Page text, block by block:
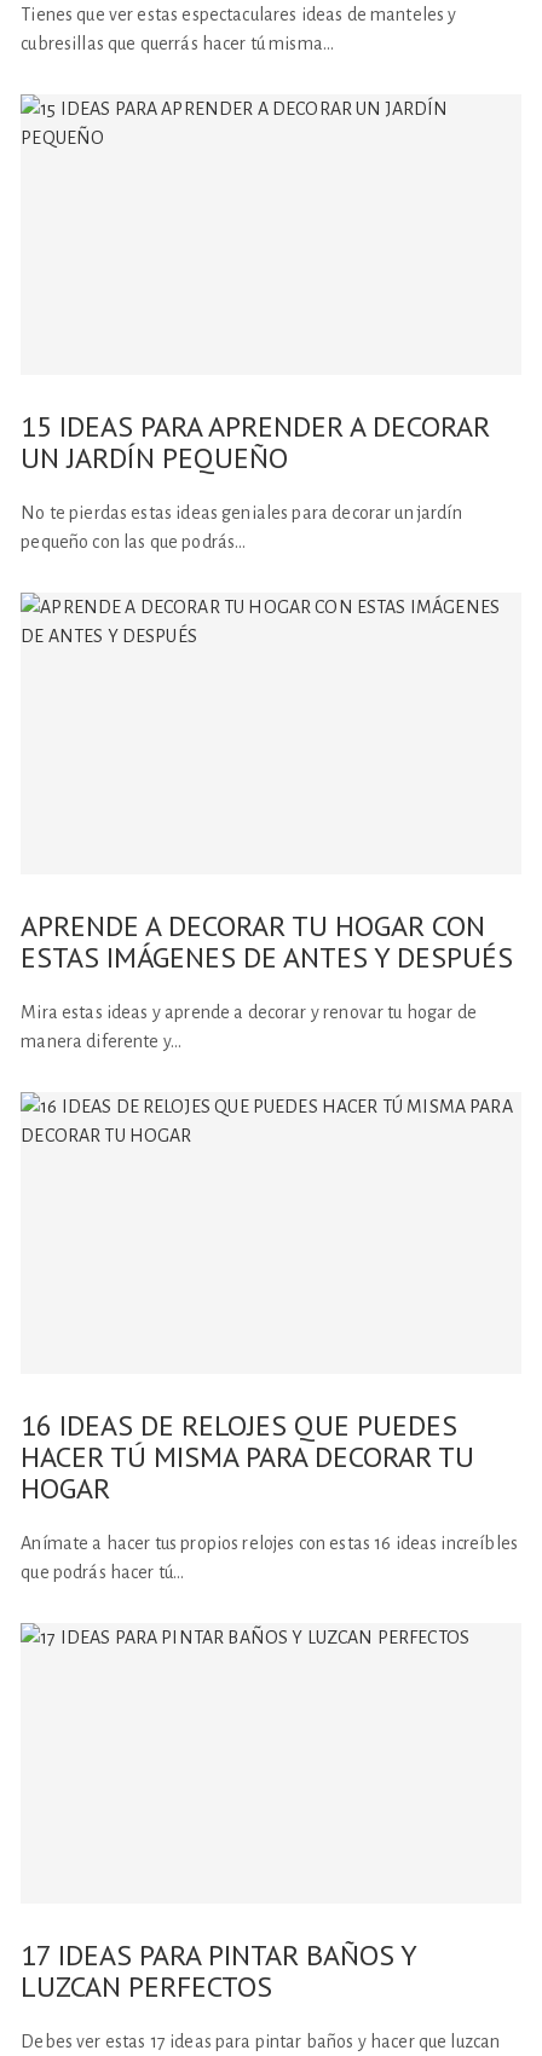
Tienes que ver estas espectaculares ideas de manteles y
cubresillas que querrás hacer tú misma…
15 IDEAS PARA APRENDER A DECORAR
UN JARDÍN PEQUEÑO
No te pierdas estas ideas geniales para decorar un jardín
pequeño con las que podrás…
APRENDE A DECORAR TU HOGAR CON
ESTAS IMÁGENES DE ANTES Y DESPUÉS
Mira estas ideas y aprende a decorar y renovar tu hogar de
manera diferente y…
16 IDEAS DE RELOJES QUE PUEDES
HACER TÚ MISMA PARA DECORAR TU
HOGAR
Anímate a hacer tus propios relojes con estas 16 ideas increíbles
que podrás hacer tú…
17 IDEAS PARA PINTAR BAÑOS Y
LUZCAN PERFECTOS
Debes ver estas 17 ideas para pintar baños y hacer que luzcan